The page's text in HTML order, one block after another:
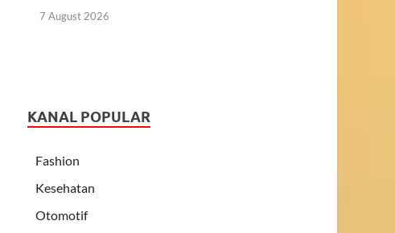
7 August 2026
KANAL POPULAR
Fashion
Kesehatan
Otomotif